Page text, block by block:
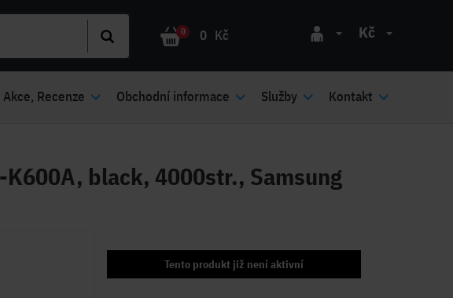
0 0 Kč Kč
Akce, Recenze Obchodní informace Služby Kontakt
black, 4000str., Samsung
Tento produkt již není aktivní